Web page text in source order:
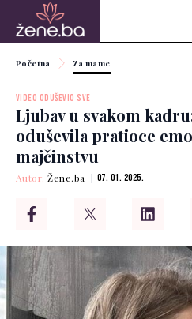
Početna Za mame
VIDEO ODUŠEVIO SVE
Ljubav u svakom
oduševila pratioce
majčinstvu
Autor:Žene.ba 07. 01. 2025.